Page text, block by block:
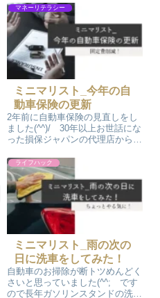
マネーリテラシー
ミニマリスト_今年の自
動車保険の更新
2年前に自動車保険の見直しをし
ました(^^)/ 30年以上お世話にな
った損保ジャパンの代理店から損
ました。支払いが随分小さくなり
ました。有難いです。
ライフハック
ミニマリスト_雨の次の
日に洗車をしてみた！
自動車のお掃除が断トツめんどく
さいと思っていました(^^; です
ので長年ガソリンスタンドの洗車